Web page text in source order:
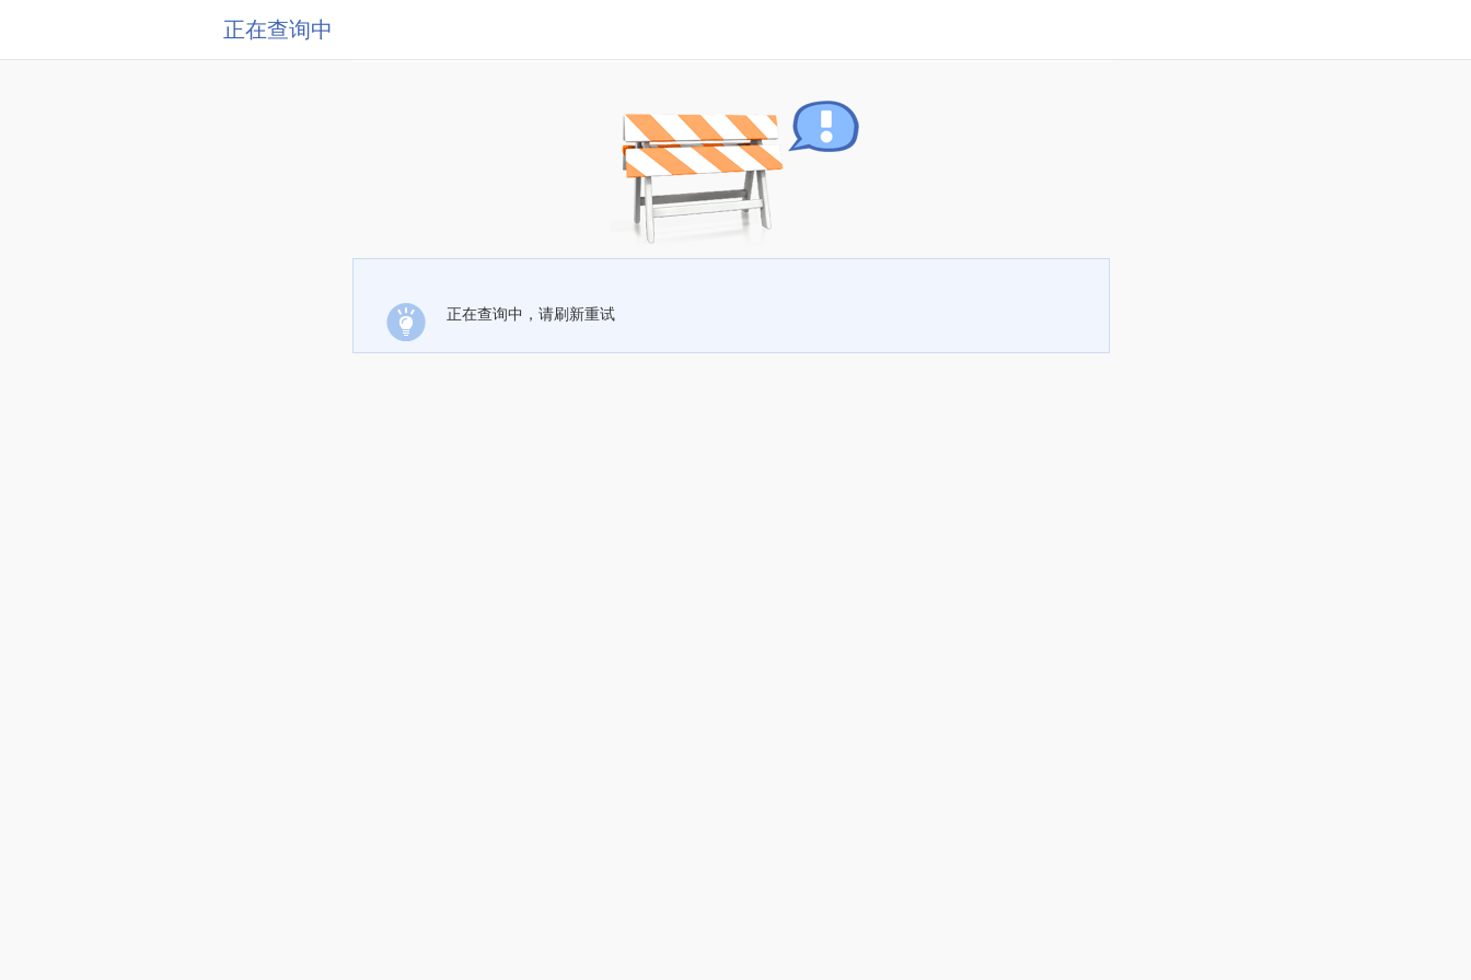
正在查询中
正在查询中，请刷新重试